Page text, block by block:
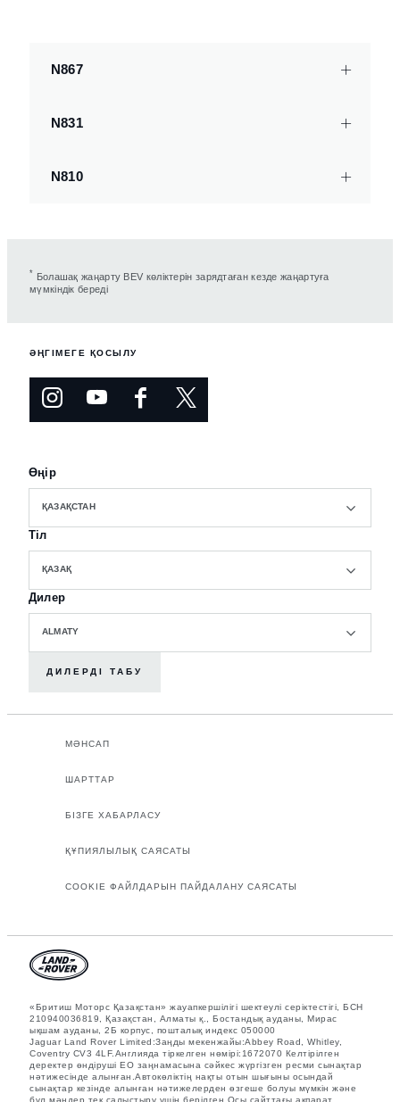
N867
N831
N810
* Болашақ жаңарту BEV көліктерін зарядтаған кезде жаңартуға
мүмкіндік береді
ӘҢГІМЕГЕ ҚОСЫЛУ
Өңір
ҚАЗАҚСТАН
Тіл
ҚАЗАҚ
Дилер
ALMATY
ДИЛЕРДІ ТАБУ
МӘНСАП
ШАРТТАР
БІЗГЕ ХАБАРЛАСУ
ҚҰПИЯЛЫЛЫҚ САЯСАТЫ
COOKIE ФАЙЛДАРЫН ПАЙДАЛАНУ САЯСАТЫ
«Бритиш Моторс Қазақстан» жауапкершілігі шектеулі серіктестігі, БСН
210940036819, Қазақстан, Алматы қ., Бостандық ауданы, Мирас
ықшам ауданы, 2Б корпус, пошталық индекс 050000
Jaguar Land Rover Limited:Заңды мекенжайы:Abbey Road, Whitley,
Coventry CV3 4LF.Англияда тіркелген нөмірі:1672070 Келтірілген
деректер өндіруші ЕО заңнамасына сәйкес жүргізген ресми сынақтар
нәтижесінде алынған.Автокөліктің нақты отын шығыны осындай
сынақтар кезінде алынған нәтижелерден өзгеше болуы мүмкін және
бұл мәндер тек салыстыру үшін берілген.Осы сайттағы ақпарат,